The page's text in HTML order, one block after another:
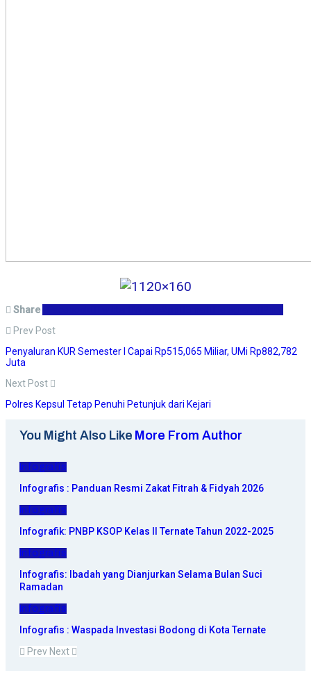
Share
Prev Post
Penyaluran KUR Semester I Capai Rp515,065 Miliar, UMi Rp882,782
Juta
Next Post
Polres Kepsul Tetap Penuhi Petunjuk dari Kejari
You Might Also Like More From Author
Infografis
Infografis : Panduan Resmi Zakat Fitrah & Fidyah 2026
Infografis
Infografik: PNBP KSOP Kelas II Ternate Tahun 2022-2025
Infografis
Infografis: Ibadah yang Dianjurkan Selama Bulan Suci
Ramadan
Infografis
Infografis : Waspada Investasi Bodong di Kota Ternate
Prev Next